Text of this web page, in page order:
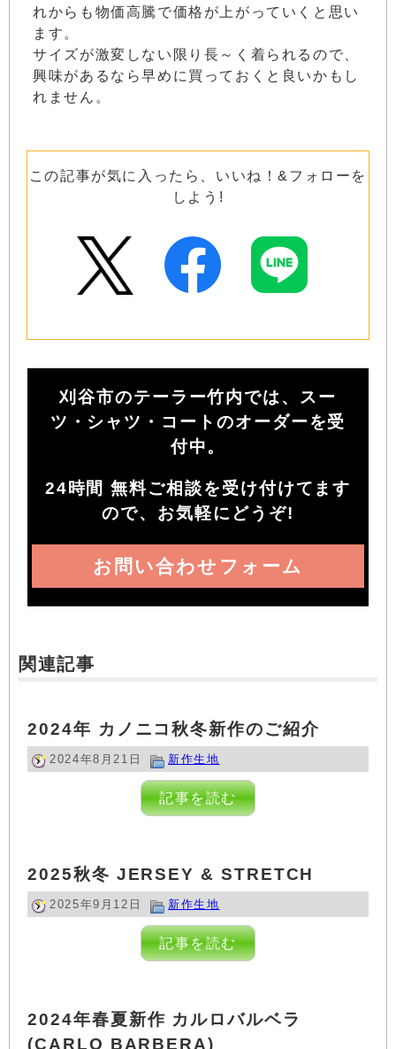
れからも物価高騰で価格が上がっていくと思い
ます。
サイズが激変しない限り長～く着られるので、
興味があるなら早めに買っておくと良いかもし
れません。
この記事が気に入ったら、いいね！&フォローを
しよう!
刈谷市のテーラー竹内では、スー
ツ・シャツ・コートのオーダーを受
付中。
24時間 無料ご相談を受け付けてます
ので、お気軽にどうぞ!
お問い合わせフォーム
関連記事
2024年 カノニコ秋冬新作のご紹介
2024年8月21日 新作生地
記事を読む
2025秋冬 JERSEY & STRETCH
2025年9月12日 新作生地
記事を読む
2024年春夏新作 カルロバルベラ
(CARLO BARBERA)